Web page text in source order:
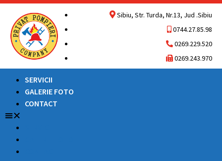
Sibiu, Str. Turda, Nr.13, Jud .Sibiu
0744.27.85.98
0269.229.520
0269.243.970
SERVICII
GALERIE FOTO
CONTACT